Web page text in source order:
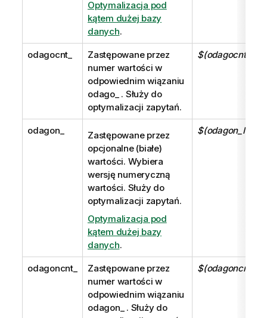
Optymalizacja pod
kątem dużej bazy
danych.
odagocnt_
Zastępowane przez
numer wartości w
odpowiednim wiązaniu
odago_ . Służy do
optymalizacji zapytań.
odagon_
Zastępowane przez
opcjonalne (białe)
wartości. Wybiera
wersję numeryczną
wartości. Służy do
optymalizacji zapytań.
Optymalizacja pod
kątem dużej bazy
danych.
odagoncnt_
Zastępowane przez
numer wartości w
odpowiednim wiązaniu
odagon_
. Służy do